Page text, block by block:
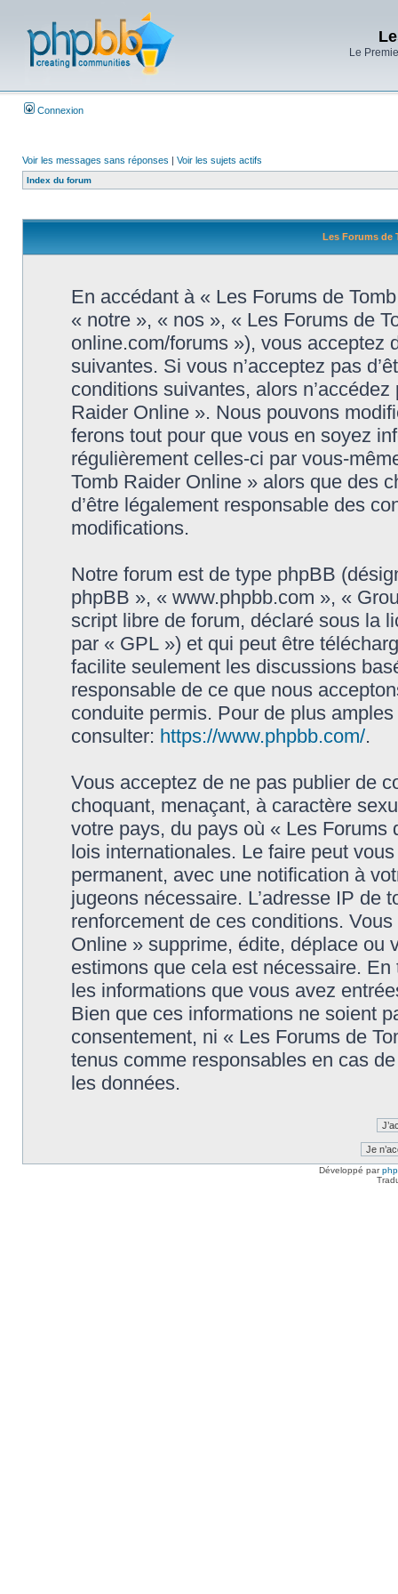
Le
Connexion
Voir les messages sans réponses | Voir les sujets actifs
Index du forum
Les Forums de
En accédant à « Les Forums de
« notre », « nos », « Les Forums de
online.com/forums »), vous acceptez
suivantes. Si vous n’acceptez pas
conditions suivantes, alors
Raider Online ». Nous pouvons
ferons tout pour que vous en soyez
régulièrement celles-ci par vous-
Tomb Raider Online » alors que des
d’être légalement responsable des
modifications.
Notre forum est de type phpBB
phpBB », « www.phpbb.com », «
script libre de forum, déclaré sous la
par « GPL ») et qui peut être
facilite seulement les discussions
responsable de ce que nous
conduite permis. Pour de plus
consulter: https://www.phpbb.com/.
Vous acceptez de ne pas publier de
choquant, menaçant, à caractère
votre pays, du pays où « Les
lois internationales. Le faire peut
permanent, avec une notification à
jugeons nécessaire. L’adresse IP de
renforcement de ces conditions.
Online » supprime, édite, déplace ou
estimons que cela est nécessaire.
les informations que vous avez
Bien que ces informations ne soient
consentement, ni « Les Forums de
tenus comme responsables en cas
les données.
Développé par